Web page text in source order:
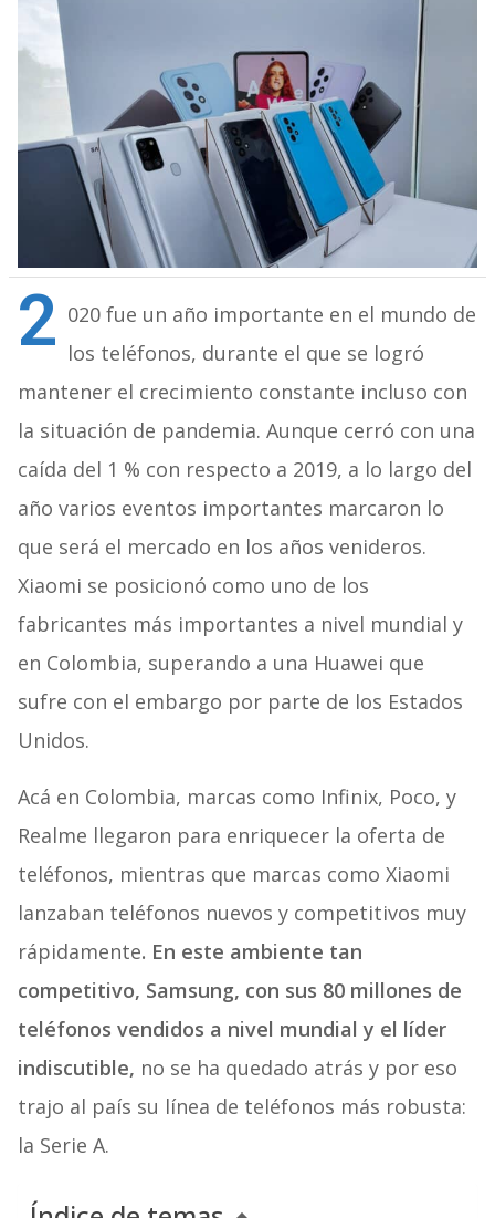
2 020 fue un año importante en el mundo de
los teléfonos, durante el que se logró
mantener el crecimiento constante incluso con
la situación de pandemia. Aunque cerró con una
caída del 1 % con respecto a 2019, a lo largo del
año varios eventos importantes marcaron lo
que será el mercado en los años venideros.
Xiaomi se posicionó como uno de los
fabricantes más importantes a nivel mundial y
en Colombia, superando a una Huawei que
sufre con el embargo por parte de los Estados
Unidos.
Acá en Colombia, marcas como Infinix, Poco, y
Realme llegaron para enriquecer la oferta de
teléfonos, mientras que marcas como Xiaomi
lanzaban teléfonos nuevos y competitivos muy
rápidamente. En este ambiente tan
competitivo, Samsung, con sus 80 millones de
teléfonos vendidos a nivel mundial y el líder
indiscutible, no se ha quedado atrás y por eso
trajo al país su línea de teléfonos más robusta:
la Serie A.